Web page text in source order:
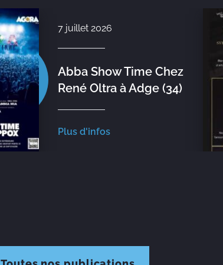
7 juillet 2026
Abba Show Time Chez
René Oltra à Adge (34)
Plus d'infos